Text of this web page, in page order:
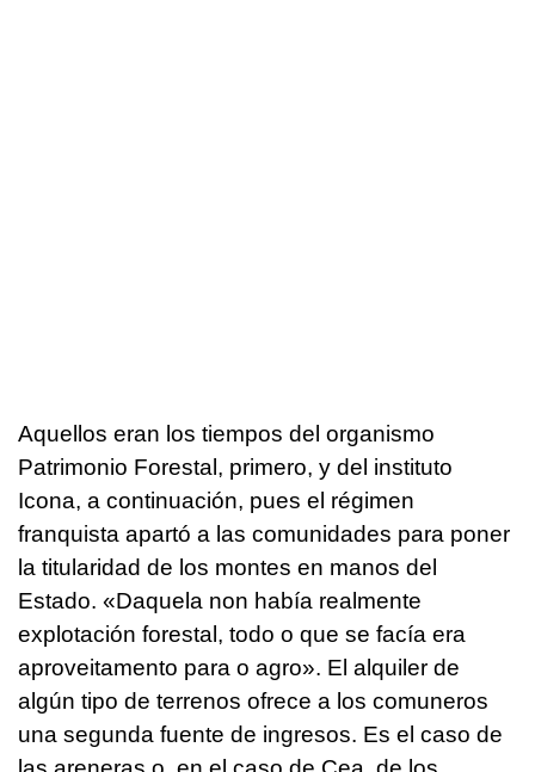
Aquellos eran los tiempos del organismo
Patrimonio Forestal, primero, y del instituto
Icona, a continuación, pues el régimen
franquista apartó a las comunidades para poner
la titularidad de los montes en manos del
Estado. «Daquela non había realmente
explotación forestal, todo o que se facía era
aproveitamento para o agro». El alquiler de
algún tipo de terrenos ofrece a los comuneros
una segunda fuente de ingresos. Es el caso de